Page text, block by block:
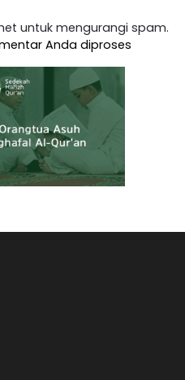
untuk mengurangi spam.
Anda diproses